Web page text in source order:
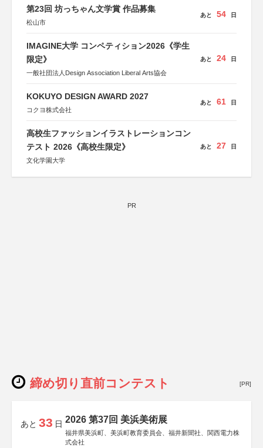
第23回 坊っちゃん文学賞 作品募集
松山市
あと 54 日
IMAGINE大学 コンペティション2026《学生
限定》
一般社団法人Design Association Liberal Arts協会
あと 24 日
KOKUYO DESIGN AWARD 2027
コクヨ株式会社
あと 61 日
高校生ファッションイラストレーションコン
テスト 2026《高校生限定》
文化学園大学
あと 27 日
PR
締め切り直前コンテスト [PR]
あと 33 日 2026 第37回 美浜美術展
福井県美浜町、美浜町教育委員会、福井新聞社、関西電力株
式会社